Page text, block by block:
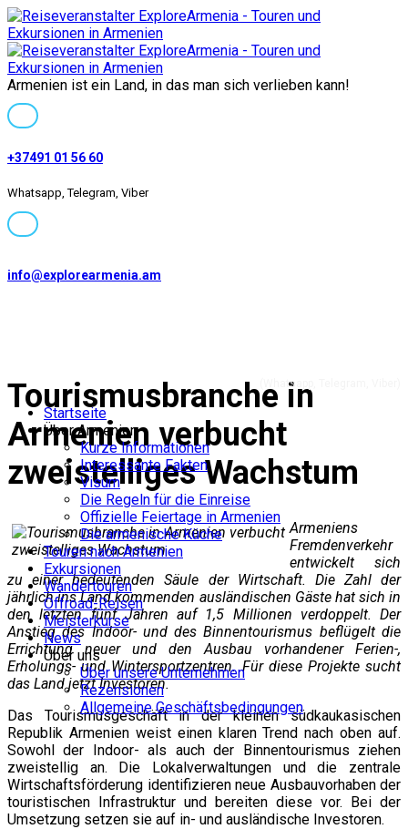
Armenien ist ein Land, in das man sich verlieben kann!
+37491 01 56 60
Whatsapp, Telegram, Viber
info@explorearmenia.am
(Whatsapp, Telegram, Viber)
Startseite
Über Armenien
Kurze Informationen
Interessante Fakten
Visum
Die Regeln für die Einreise
Offizielle Feiertage in Armenien
Die armenische Küche
Touren nach Armenien
Exkursionen
Wandertouren
Offroad-Reisen
Meisterkurse
News
Über uns
Über unsere Unternehmen
Rezensionen
Allgemeine Geschäftsbedingungen
Tourismusbranche in
Armenien verbucht
zweistelliges Wachstum
Armeniens
Fremdenverkehr
entwickelt sich
zu einer bedeutenden Säule der Wirtschaft. Die Zahl der
jährlich ins Land kommenden ausländischen Gäste hat sich in
den letzten fünf Jahren auf 1,5 Millionen verdoppelt. Der
Anstieg des Indoor- und des Binnentourismus beflügelt die
Errichtung neuer und den Ausbau vorhandener Ferien-,
Erholungs- und Wintersportzentren. Für diese Projekte sucht
das Land jetzt Investoren.
Das Tourismusgeschäft in der kleinen südkaukasischen
Republik Armenien weist einen klaren Trend nach oben auf.
Sowohl der Indoor- als auch der Binnentourismus ziehen
zweistellig an. Die Lokalverwaltungen und die zentrale
Wirtschaftsförderung identifizieren neue Ausbauvorhaben der
touristischen Infrastruktur und bereiten diese vor. Bei der
Umsetzung setzen sie auf in- und ausländische Investoren.